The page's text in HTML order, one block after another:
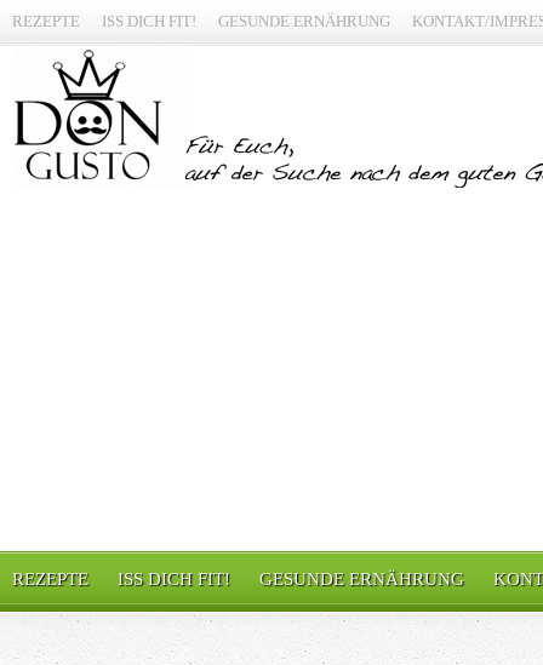
REZEPTE ISS DICH FIT! GESUNDE ERNÄHRUNG KONTAKT/
REZEPTE ISS DICH FIT! GESUNDE ERNÄHRUNG